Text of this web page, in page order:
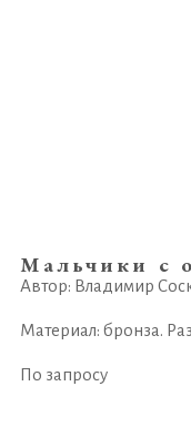
Мальчики с
Автор: Владимир
Материал: бронза.
По запросу